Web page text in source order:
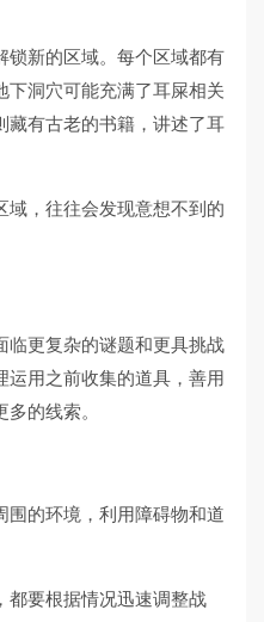
锁新的区域。每个区域都有
下洞穴可能充满了耳屎相关
藏有古老的书籍，讲述了耳
域，往往会发现意想不到的
临更复杂的谜题和更具挑战
运用之前收集的道具，善用
的线索。
围的环境，利用障碍物和道
都要根据情况迅速调整战